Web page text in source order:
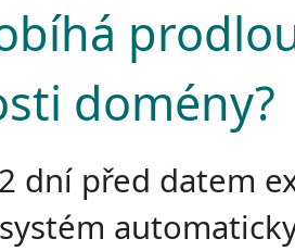
domény?
dní před datem